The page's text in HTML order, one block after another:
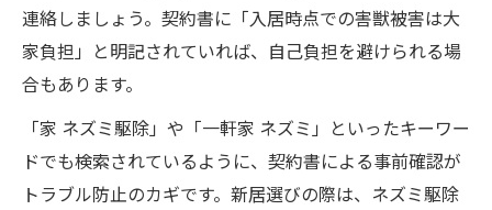
連絡しましょう。契約書に「入居時点での害獣被害は大
家負担」と明記されていれば、自己負担を避けられる場
合もあります。
「家 ネズミ駆除」や「一軒家 ネズミ」といったキーワー
ドでも検索されているように、契約書による事前確認が
トラブル防止のカギです。新居選びの際は、ネズミ駆除